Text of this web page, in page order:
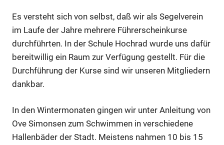
Es versteht sich von selbst, daß wir als Segelverein
im Laufe der Jahre mehrere Führerscheinkurse
durchführten. In der Schule Hochrad wurde uns dafür
bereitwillig ein Raum zur Verfügung gestellt. Für die
Durchführung der Kurse sind wir unseren Mitgliedern
dankbar.
In den Wintermonaten gingen wir unter Anleitung von
Ove Simonsen zum Schwimmen in verschiedene
Hallenbäder der Stadt. Meistens nahmen 10 bis 15